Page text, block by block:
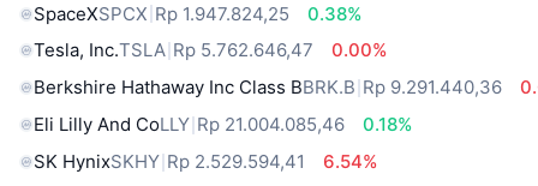
SpaceXSPCX Rp 1.947.824,25
0.38%
Tesla, Inc.TSLA Rp 5.762.646,47
0.00%
Berkshire Hathaway Inc Class BBRK.B Rp 9.291.440,36
Eli Lilly And CoLLY Rp 21.004.085,46
0.18%
SK HynixSKHY Rp 2.529.594,41
6.54%